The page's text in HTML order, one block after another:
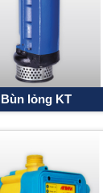
Bùn lỏng KT